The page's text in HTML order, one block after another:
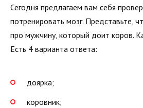
Сегодня предлагаем вам себя
потренировать мозг. Представьте,
про мужчину, который доит коров.
Есть 4 варианта ответа:
доярка;
коровник;